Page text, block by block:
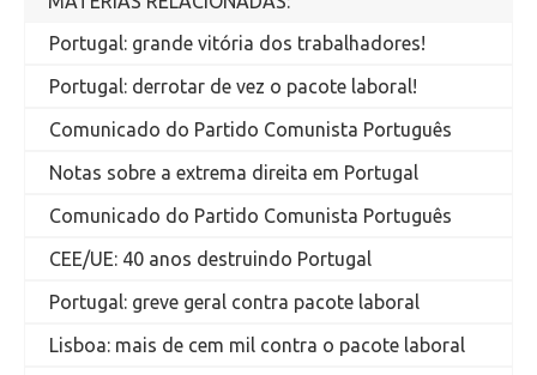
Portugal: grande vitória dos trabalhadores!
Portugal: derrotar de vez o pacote laboral!
Comunicado do Partido Comunista Português
Notas sobre a extrema direita em Portugal
Comunicado do Partido Comunista Português
CEE/UE: 40 anos destruindo Portugal
Portugal: greve geral contra pacote laboral
Lisboa: mais de cem mil contra o pacote laboral